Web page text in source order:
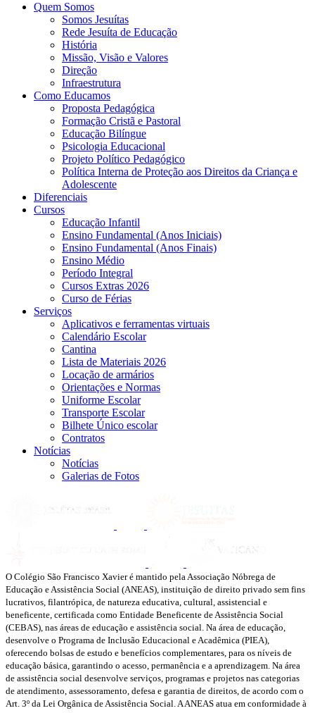
Quem Somos
Somos Jesuítas
Rede Jesuíta de Educação
História
Missão, Visão e Valores
Direção
Infraestrutura
Como Educamos
Proposta Pedagógica
Formação Cristã e Pastoral
Educação Bilíngue
Psicologia Educacional
Projeto Político Pedagógico
Política Interna de Proteção aos Direitos da Criança e
Adolescente
Diferenciais
Cursos
Educação Infantil
Ensino Fundamental (Anos Iniciais)
Ensino Fundamental (Anos Finais)
Ensino Médio
Período Integral
Cursos Extras 2026
Curso de Férias
Serviços
Aplicativos e ferramentas virtuais
Calendário Escolar
Cantina
Lista de Materiais 2026
Locação de armários
Orientações e Normas
Uniforme Escolar
Transporte Escolar
Bilhete Único escolar
Contratos
Notícias
Notícias
Galerias de Fotos
O Colégio São Francisco Xavier é mantido pela Associação Nóbrega de
Educação e Assistência Social (ANEAS), instituição de direito privado sem fins
lucrativos, filantrópica, de natureza educativa, cultural, assistencial e
beneficente, certificada como Entidade Beneficente de Assistência Social
(CEBAS), nas áreas de educação e assistência social. Na área de educação,
desenvolve o Programa de Inclusão Educacional e Acadêmica (PIEA),
oferecendo bolsas de estudo e benefícios complementares, para os níveis de
educação básica, garantindo o acesso, permanência e a aprendizagem. Na área
de assistência social desenvolve serviços, programas e projetos nas categorias
de atendimento, assessoramento, defesa e garantia de direitos, de acordo com o
Art. 3º da Lei Orgânica de Assistência Social. A ANEAS atua em conformidade à